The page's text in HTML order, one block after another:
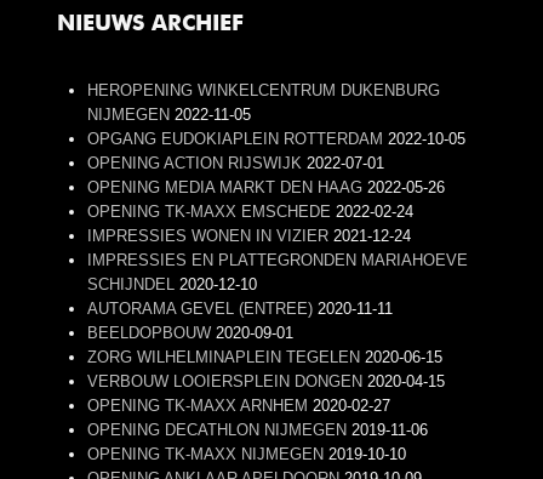
NIEUWS ARCHIEF
HEROPENING WINKELCENTRUM DUKENBURG
NIJMEGEN 2022-11-05
OPGANG EUDOKIAPLEIN ROTTERDAM 2022-10-05
OPENING ACTION RIJSWIJK 2022-07-01
OPENING MEDIA MARKT DEN HAAG 2022-05-26
OPENING TK-MAXX EMSCHEDE 2022-02-24
IMPRESSIES WONEN IN VIZIER 2021-12-24
IMPRESSIES EN PLATTEGRONDEN MARIAHOEVE
SCHIJNDEL 2020-12-10
AUTORAMA GEVEL (ENTREE) 2020-11-11
BEELDOPBOUW 2020-09-01
ZORG WILHELMINAPLEIN TEGELEN 2020-06-15
VERBOUW LOOIERSPLEIN DONGEN 2020-04-15
OPENING TK-MAXX ARNHEM 2020-02-27
OPENING DECATHLON NIJMEGEN 2019-11-06
OPENING TK-MAXX NIJMEGEN 2019-10-10